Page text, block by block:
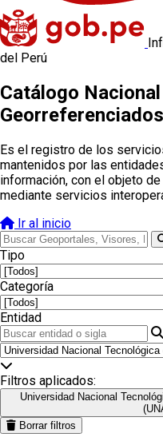
del Perú
Catálogo
Georreferenciados
Es el registro de los
mantenidos por las
información, con el objeto
mediante servicios
Ir al inicio
Tipo
Categoría
Entidad
Filtros aplicados:
Universidad Nacional
Borrar filtros